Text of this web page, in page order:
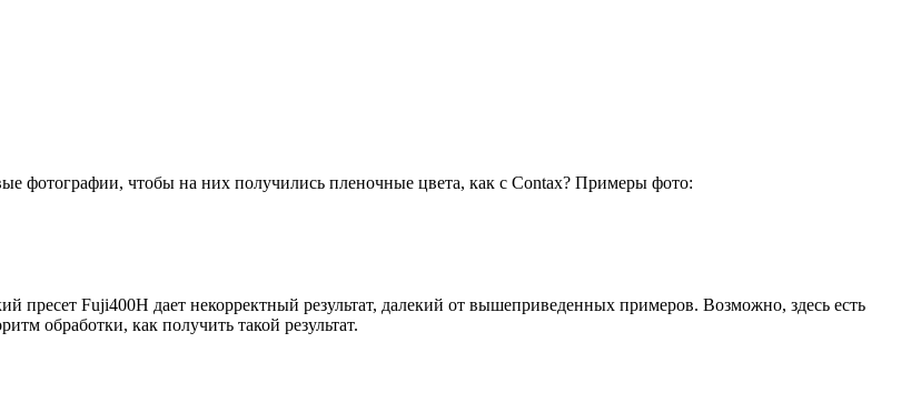
фотографии, чтобы на них получились пленочные цвета, как с Contax? Примеры фото:
Fuji400H дает некорректный результат, далекий от вышеприведенных примеров. Возможно, здесь есть
обработки, как получить такой результат.